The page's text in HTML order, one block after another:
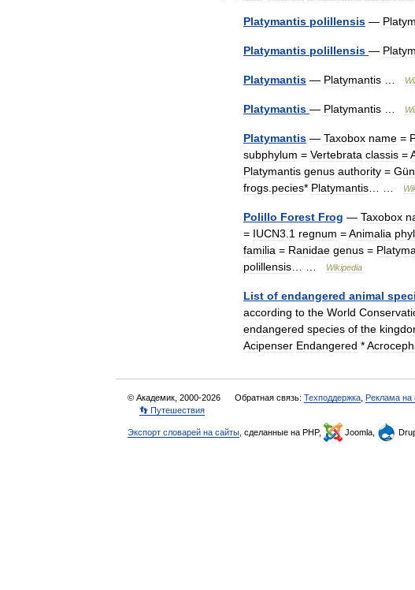
Platymantis polillensis —
Platymantis polillensis —
Platymantis — Platymantis
Platymantis — Platymantis
Platymantis — Taxobox name =
subphylum = Vertebrata classis =
Platymantis genus authority =
frogs pecies* Platymantis
Polillo Forest Frog — Taxobox
= IUCN3 1 regnum =Animalia
familia = Ranidae genus =
polillensis
Wikipedia
List of endangered animal
according to the World
endangered species of the
Acipenser Endangered *
© Академик, 2000-2026 Обратная связь: Техподдержка Реклама на
👣 Путешествия
Экспорт словарей на сайты , сделанные на PHP, Joomla,